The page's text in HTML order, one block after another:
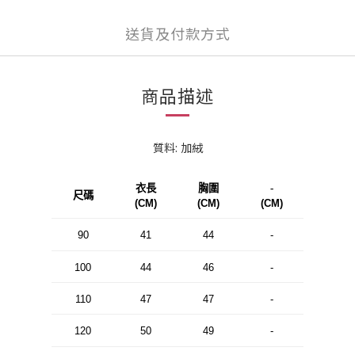
送貨及付款方式
商品描述
質料: 加絨
尺碼
衣長
(CM)
胸圍
(CM)
-
(CM)
90 41 44 -
100 44 46 -
110 47 47 -
120 50 49 -